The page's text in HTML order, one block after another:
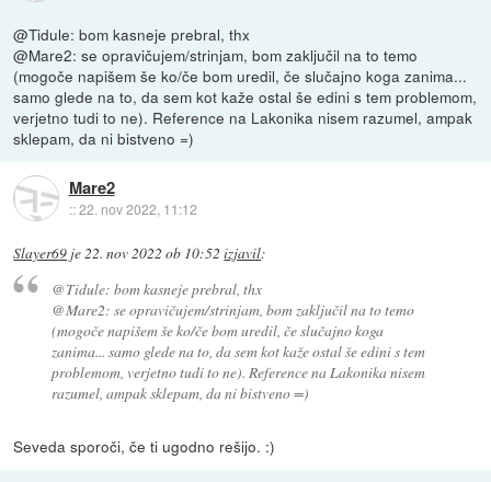
@Tidule: bom kasneje prebral, thx
@Mare2: se opravičujem/strinjam, bom zaključil na to temo
(mogoče napišem še ko/če bom uredil, če slučajno koga zanima...
samo glede na to, da sem kot kaže ostal še edini s tem problemom,
verjetno tudi to ne). Reference na Lakonika nisem razumel, ampak
sklepam, da ni bistveno =)
Mare2
::22. nov 2022, 11:12
Slayer69 je22. nov 2022 ob 10:52 izjavil:
@Tidule: bom kasneje prebral, thx
@Mare2: se opravičujem/strinjam, bom zaključil na to temo
(mogoče napišem še ko/če bom uredil, če slučajno koga
zanima... samo glede na to, da sem kot kaže ostal še edini s tem
problemom, verjetno tudi to ne). Reference na Lakonika nisem
razumel, ampak sklepam, da ni bistveno =)
Seveda sporoči, če ti ugodno rešijo. :)